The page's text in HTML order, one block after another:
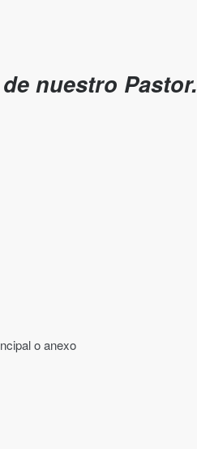
nuestro Pastor.
o anexo